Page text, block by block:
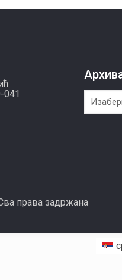
041
права задржана